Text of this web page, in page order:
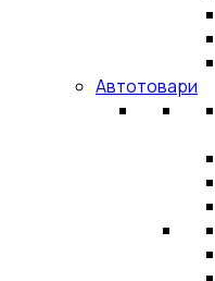
Автотовари